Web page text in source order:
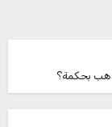
بحكمة؟